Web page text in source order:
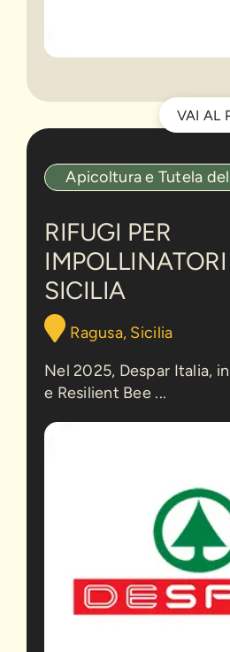
Apicoltura e Tutela
RIFUGI PER
SICILIA
Ragusa, Sicilia
Nel 2025, Despar Italia,
e Resilient Bee ...
per
Despar
–
Sicilia
VAI AL